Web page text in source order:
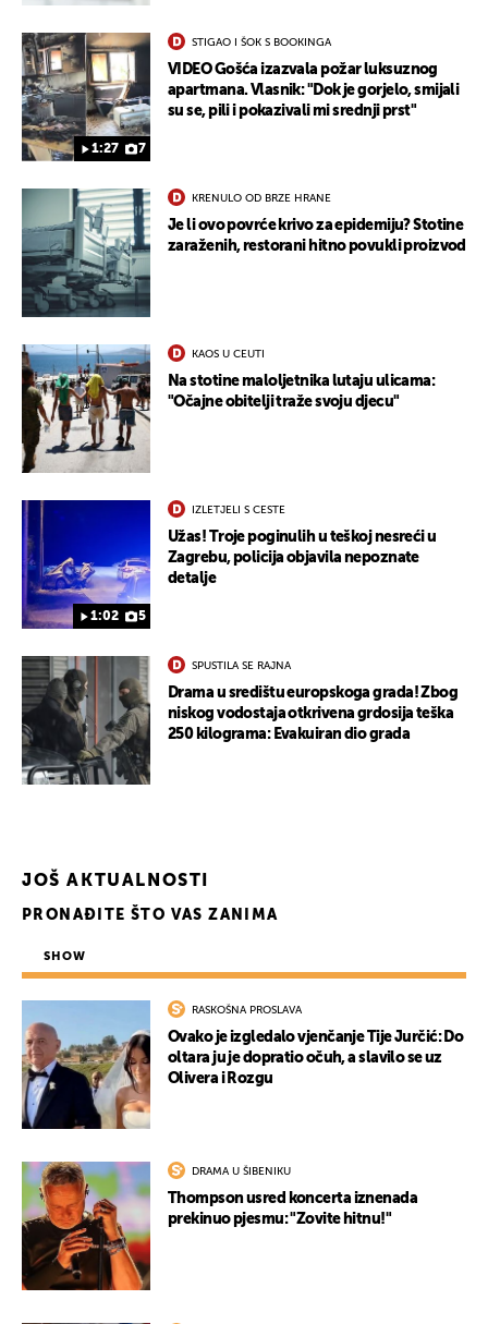
1:27 7
STIGAO I ŠOK S BOOKINGA
VIDEO Gošća izazvala požar luksuznog
apartmana. Vlasnik: "Dok je gorjelo, smijali
su se, pili i pokazivali mi srednji prst"
KRENULO OD BRZE HRANE
Je li ovo povrće krivo za epidemiju? Stotine
zaraženih, restorani hitno povukli proizvod
KAOS U CEUTI
Na stotine maloljetnika lutaju ulicama:
"Očajne obitelji traže svoju djecu"
1:02 5
IZLETJELI S CESTE
Užas! Troje poginulih u teškoj nesreći u
Zagrebu, policija objavila nepoznate
detalje
SPUSTILA SE RAJNA
Drama u središtu europskoga grada! Zbog
niskog vodostaja otkrivena grdosija teška
250 kilograma: Evakuiran dio grada
JOŠ AKTUALNOSTI
PRONAĐITE ŠTO VAS ZANIMA
SHOW
RASKOŠNA PROSLAVA
Ovako je izgledalo vjenčanje Tije Jurčić: Do
oltara ju je dopratio očuh, a slavilo se uz
Olivera i Rozgu
DRAMA U ŠIBENIKU
Thompson usred koncerta iznenada
prekinuo pjesmu: "Zovite hitnu!"